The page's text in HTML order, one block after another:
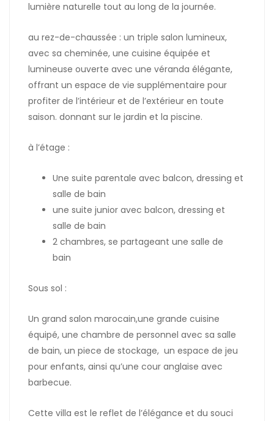
lumière naturelle tout au long de la journée.
au rez-de-chaussée : un triple salon lumineux,
avec sa cheminée, une cuisine équipée et
lumineuse ouverte avec une véranda élégante,
offrant un espace de vie supplémentaire pour
profiter de l’intérieur et de l’extérieur en toute
saison. donnant sur le jardin et la piscine.
à l’étage :
Une suite parentale avec balcon, dressing et
salle de bain
une suite junior avec balcon, dressing et
salle de bain
2 chambres, se partageant une salle de
bain
Sous sol :
Un grand salon marocain,une grande cuisine
équipé, une chambre de personnel avec sa salle
de bain, un piece de stockage, un espace de jeu
pour enfants, ainsi qu’une cour anglaise avec
barbecue.
Cette villa est le reflet de l’élégance et du souci